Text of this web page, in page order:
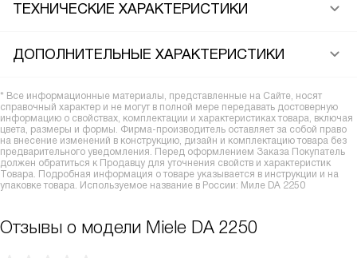
ТЕХНИЧЕСКИЕ ХАРАКТЕРИСТИКИ
ДОПОЛНИТЕЛЬНЫЕ ХАРАКТЕРИСТИКИ
* Все информационные материалы, представленные на Сайте, носят
справочный характер и не могут в полной мере передавать достоверную
информацию о свойствах, комплектации и характеристиках товара, включая
цвета, размеры и формы. Фирма-производитель оставляет за собой право
на внесение изменений в конструкцию, дизайн и комплектацию товара без
предварительного уведомления. Перед оформлением Заказа Покупатель
должен обратиться к Продавцу для уточнения свойств и характеристик
Товара. Подробная информация о товаре указывается в инструкции и на
упаковке товара. Используемое название в России: Миле DA 2250
Отзывы о модели Miele DA 2250